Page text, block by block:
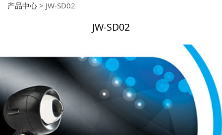
产品中心 > JW-SD02
JW-SD02